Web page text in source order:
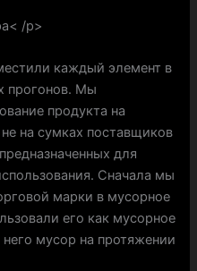
/p>
каждый элемент в
прогонов. Мы
продукта на
на сумках поставщиков
для
Сначала мы
марки в мусорное
его как мусорное
мусор на протяжении